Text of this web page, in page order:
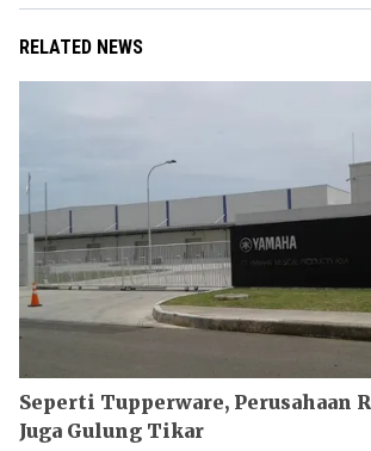
RELATED NEWS
Seperti Tupperware, Perusahaan
Juga Gulung Tikar